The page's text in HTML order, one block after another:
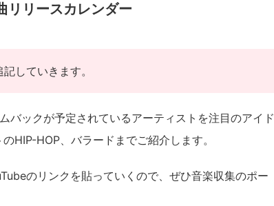
リリースカレンダー
していきます。
バックが予定されているアーティストを注目のアイド
HIP-HOP、バラードまでご紹介します。
のリンクを貼っていくので、ぜひ音楽収集のポー